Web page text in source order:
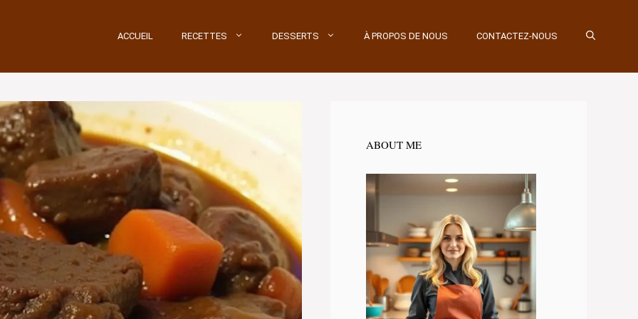
ACCUEIL RECETTES DESSERTS À PROPOS DE NOUS CONTACTEZ-NOUS
ABOUT ME